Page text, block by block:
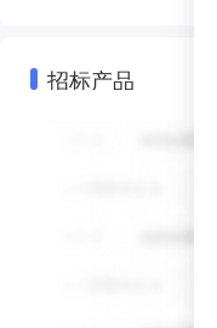
招标产品